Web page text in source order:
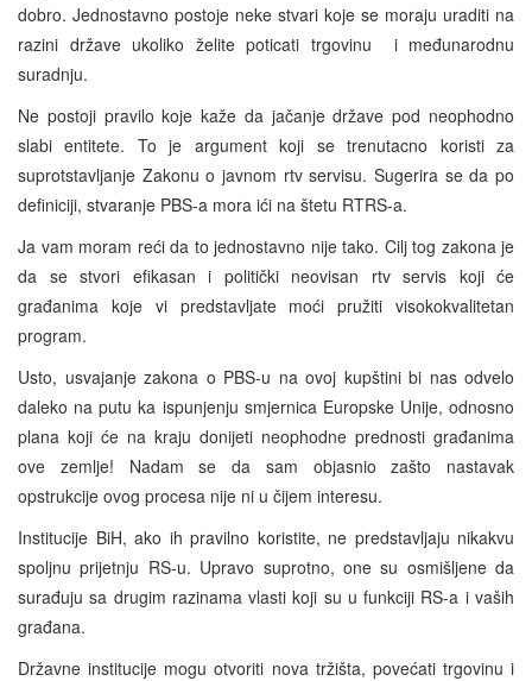
dobro. Jednostavno postoje neke stvari koje se moraju uraditi na
razini države ukoliko želite poticati trgovinu i međunarodnu
suradnju.
Ne postoji pravilo koje kaže da jačanje države pod neophodno
slabi entitete. To je argument koji se trenutacno koristi za
suprotstavljanje Zakonu o javnom rtv servisu. Sugerira se da po
definiciji, stvaranje PBS-a mora ići na štetu RTRS-a.
Ja vam moram reći da to jednostavno nije tako. Cilj tog zakona je
da se stvori efikasan i politički neovisan rtv servis koji će
građanima koje vi predstavljate moći pružiti visokokvalitetan
program.
Usto, usvajanje zakona o PBS-u na ovoj kupštini bi nas odvelo
daleko na putu ka ispunjenju smjernica Europske Unije, odnosno
plana koji će na kraju donijeti neophodne prednosti građanima
ove zemlje! Nadam se da sam objasnio zašto nastavak
opstrukcije ovog procesa nije ni u čijem interesu.
Institucije BiH, ako ih pravilno koristite, ne predstavljaju nikakvu
spoljnu prijetnju RS-u. Upravo suprotno, one su osmišljene da
surađuju sa drugim razinama vlasti koji su u funkciji RS-a i vaših
građana.
Državne institucije mogu otvoriti nova tržišta, povećati trgovinu i